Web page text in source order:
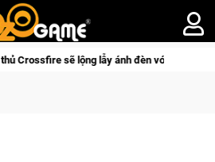
ánh đèn với Kho Báu Hoàng Gia Sapphire